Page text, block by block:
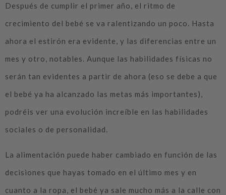
Después de cumplir el primer año, el ritmo de
crecimiento del bebé se va ralentizando un poco. Hasta
ahora el estirón era evidente, y las diferencias entre un
mes y otro, notables. Aunque las habilidades físicas no
serán tan evidentes a partir de ahora (eso se debe a que
el bebé ya ha alcanzado las metas más importantes),
podréis ver una evolución increíble en las habilidades
sociales o de personalidad.
La alimentación puede haber cambiado en función de las
decisiones que hayas tomado en el último mes y en
cuanto a la ropa, el bebé ya sale mucho más a la calle con